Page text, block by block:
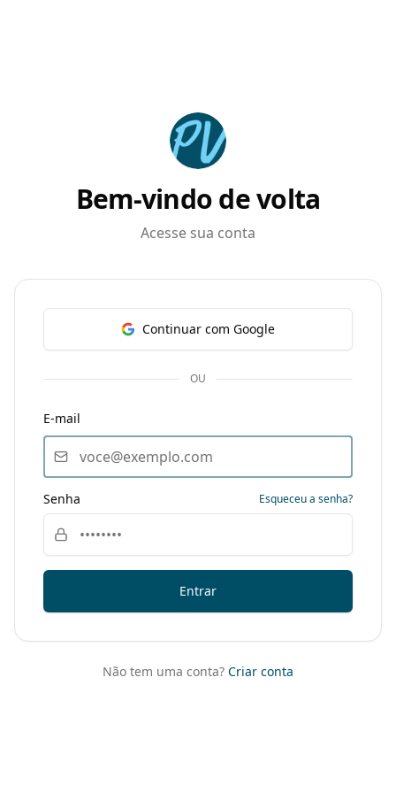
Bem-vindo de volta
Acesse sua conta
Continuar com Google
OU
E-mail
Senha Esqueceu a senha?
Entrar
Não tem uma conta? Criar conta